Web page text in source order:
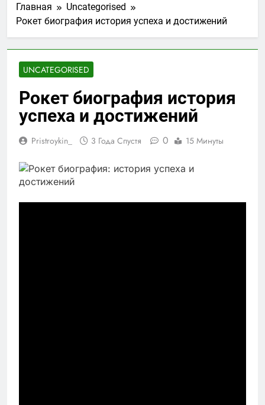
Главная
Uncategorised
Рокет биография история успеха и достижений
UNCATEGORISED
Рокет биография история
успеха и достижений
Pristroykin_ 3 Года Спустя 0 15 Минуты